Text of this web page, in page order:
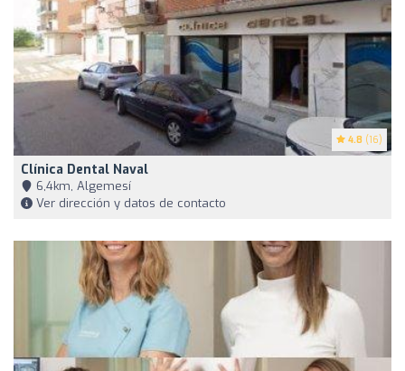
4.8 (16)
Clínica Dental Naval
6,4km, Algemesí
Ver dirección y datos de contacto